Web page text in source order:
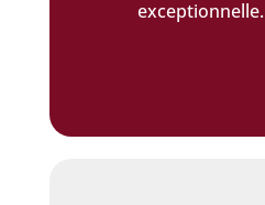
exceptionnelle.